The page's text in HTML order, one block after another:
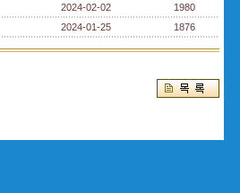
2024-02-02
1980
2024-01-25 1876